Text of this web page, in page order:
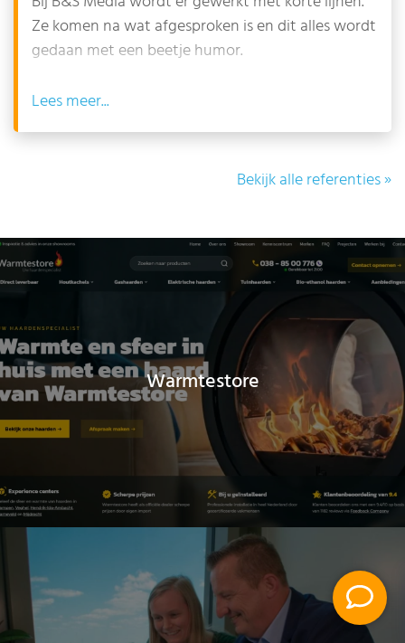
Ze komen na wat afgesproken is en dit alles wordt
gedaan met een beetje humor.
Lees
Bekijk alle referenties »
Warmtestore